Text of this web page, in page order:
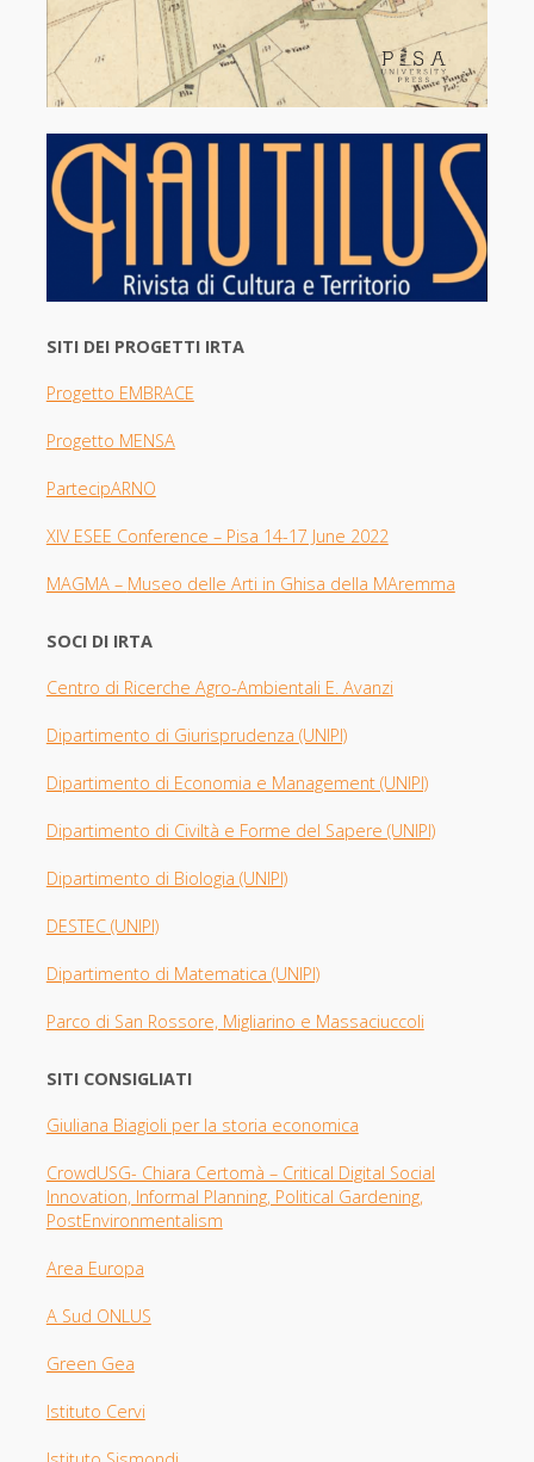
SITI DEI PROGETTI IRTA
Progetto EMBRACE
Progetto MENSA
PartecipARNO
XIV ESEE Conference – Pisa 14-17 June 2022
MAGMA – Museo delle Arti in Ghisa della MAremma
SOCI DI IRTA
Centro di Ricerche Agro-Ambientali E. Avanzi
Dipartimento di Giurisprudenza (UNIPI​)
Dipartimento di Economia e Management (UNIPI)
Dipartimento di Civiltà e Forme del Sapere (UNIPI)
Dipartimento di Biologia (UNIPI)
DESTEC (UNIPI)
Dipartimento di Matematica (UNIPI)
Parco di San Rossore, Migliarino e Massaciuccoli
SITI CONSIGLIATI
Giuliana Biagioli per la storia economica
CrowdUSG- Chiara Certomà – Critical Digital Social
Innovation, Informal Planning, Political Gardening,
PostEnvironmentalism
Area Europa
A Sud ONLUS
Green Gea
Istituto Cervi